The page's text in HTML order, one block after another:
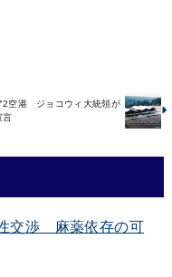
2空港 ジョコウィ大統領が
言
交渉 麻薬依存の可